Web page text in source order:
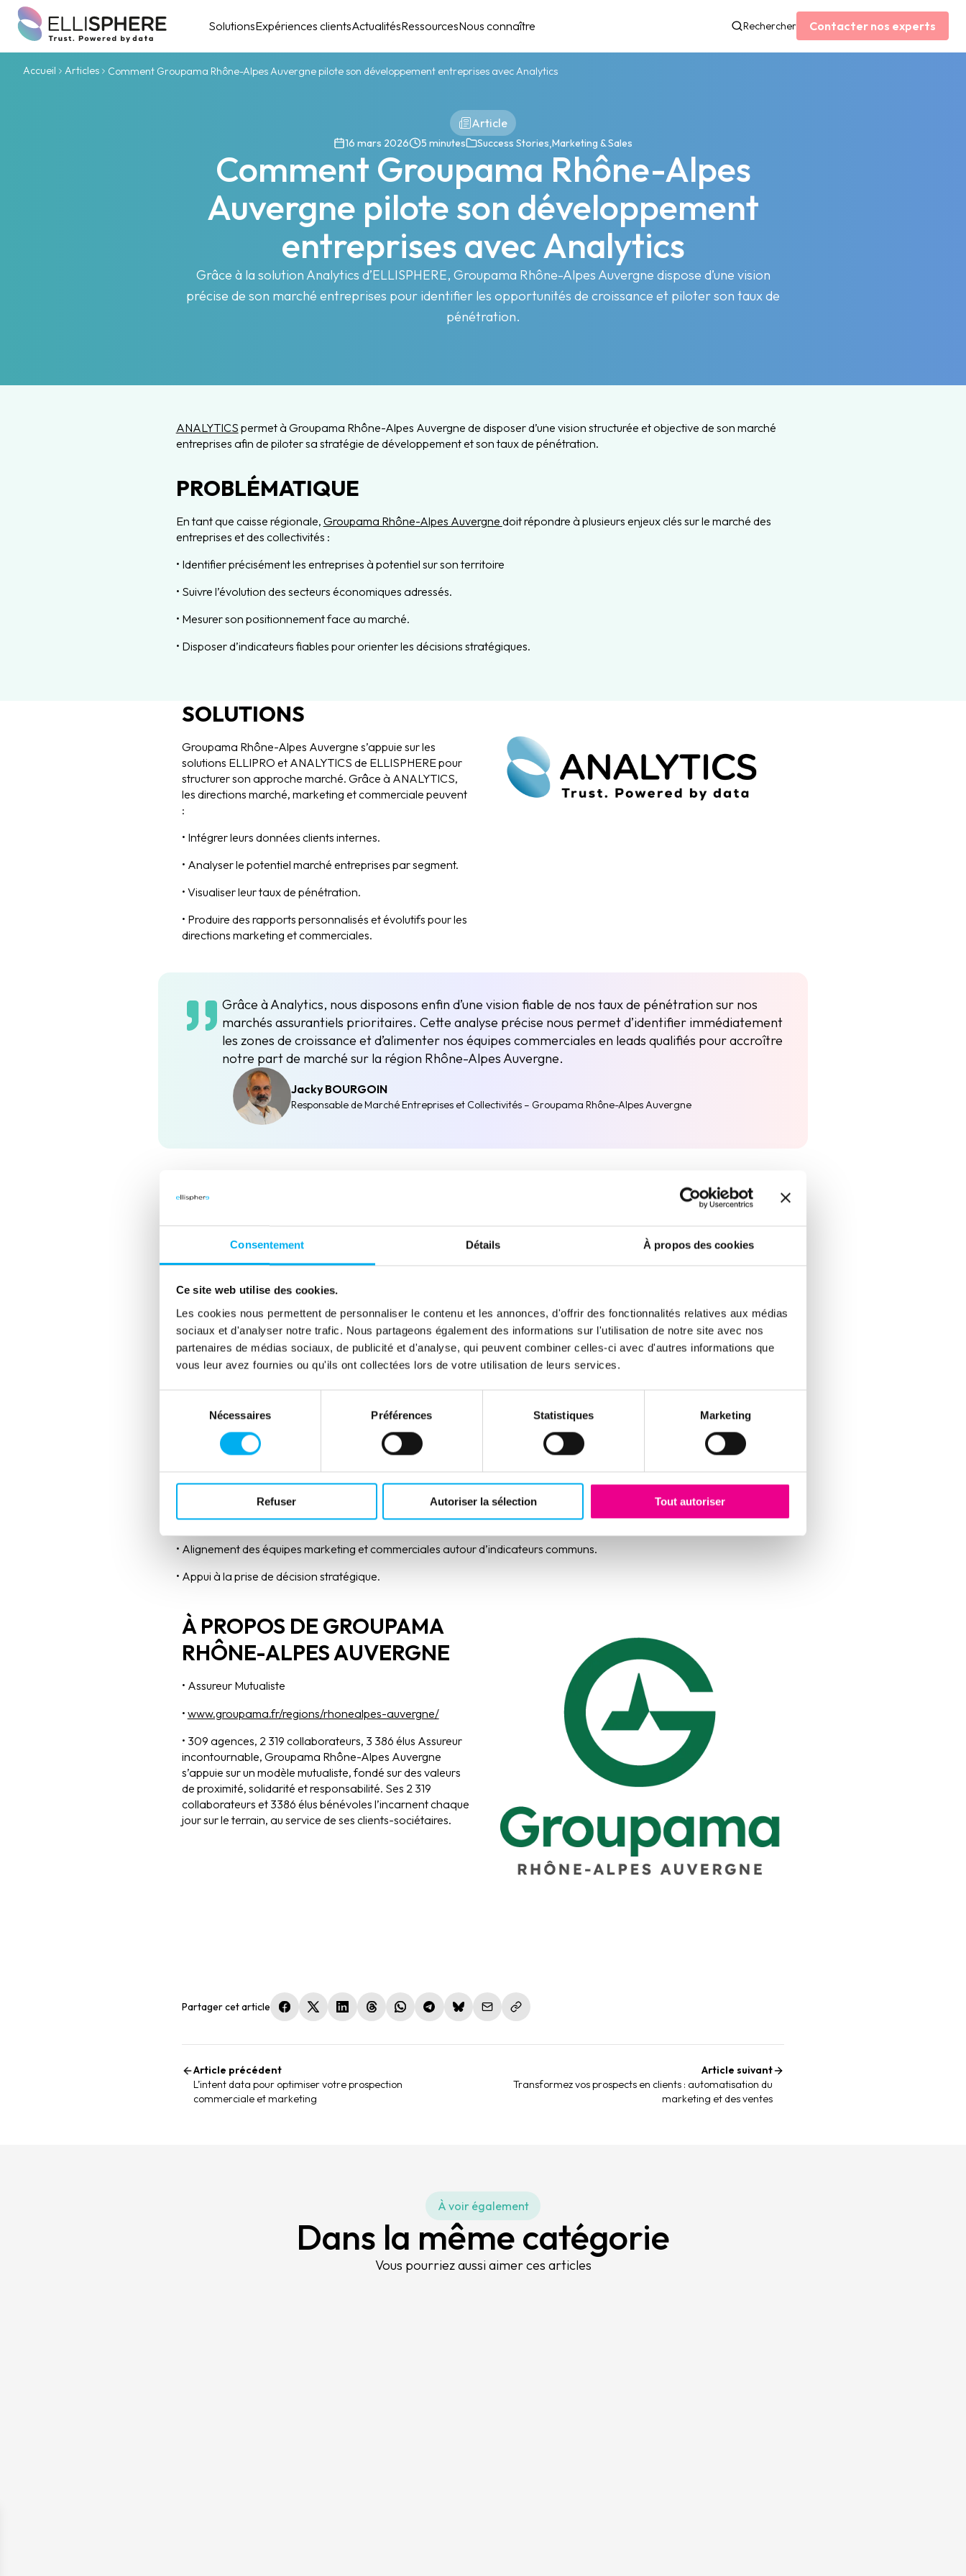
Consentement Détails À propos des cookies
Ce site web utilise des cookies.
Les cookies nous permettent de personnaliser le contenu et les annonces, d'offrir des fonctionnalités relatives aux médias
sociaux et d'analyser notre trafic. Nous partageons également des informations sur l'utilisation de notre site avec nos
partenaires de médias sociaux, de publicité et d'analyse, qui peuvent combiner celles-ci avec d'autres informations que
vous leur avez fournies ou qu'ils ont collectées lors de votre utilisation de leurs services.
consentement
Nécessaires Préférences Statistiques Marketing
Refuser Autoriser la sélection Tout autoriser
SolutionsExpériences clientsActualitésRessourcesNous connaître Rechercher Contacter nos experts
Accueil Articles Comment Groupama Rhône-Alpes Auvergne pilote son développement entreprises avec Analytics
Article
16 mars 2026 5 minutes Success Stories,Marketing & Sales
Comment Groupama Rhône-Alpes
Auvergne pilote son développement
entreprises avec Analytics
Grâce à la solution Analytics d’ELLISPHERE, Groupama Rhône-Alpes Auvergne dispose d’une vision
précise de son marché entreprises pour identifier les opportunités de croissance et piloter son taux de
pénétration.
ANALYTICS permet à Groupama Rhône-Alpes Auvergne de disposer d’une vision structurée et objective de son marché
entreprises afin de piloter sa stratégie de développement et son taux de pénétration.
PROBLÉMATIQUE
En tant que caisse régionale, Groupama Rhône-Alpes Auvergne doit répondre à plusieurs enjeux clés sur le marché des
entreprises et des collectivités :
• Identifier précisément les entreprises à potentiel sur son territoire
• Suivre l’évolution des secteurs économiques adressés.
• Mesurer son positionnement face au marché.
• Disposer d’indicateurs fiables pour orienter les décisions stratégiques.
SOLUTIONS
Groupama Rhône-Alpes Auvergne s’appuie sur les
solutions ELLIPRO et ANALYTICS de ELLISPHERE pour
structurer son approche marché. Grâce à ANALYTICS,
les directions marché, marketing et commerciale peuvent
:
• Intégrer leurs données clients internes.
• Analyser le potentiel marché entreprises par segment.
• Visualiser leur taux de pénétration.
• Produire des rapports personnalisés et évolutifs pour les
directions marketing et commerciales.
Grâce à Analytics, nous disposons enfin d’une vision fiable de nos taux de pénétration sur nos
marchés assurantiels prioritaires. Cette analyse précise nous permet d’identifier immédiatement
les zones de croissance et d’alimenter nos équipes commerciales en leads qualifiés pour accroître
notre part de marché sur la région Rhône-Alpes Auvergne.
Jacky BOURGOIN
Responsable de Marché Entreprises et Collectivités – Groupama Rhône-Alpes Auvergne
POURQUOI ELLISPHERE ?
• Expertise reconnue en information d’entreprises, utilisée depuis plus de 10
• Interface ergonomique et accessible.
• Données mises à jour en temps réel, essentielles pour le pilotage stratégique.
• Capacité à produire des analyses sur mesure, adaptées aux enjeux d’une
caisse régionale d’assurance.
BÉNÉFICES
• Identification des potentiels de développement par segment et territoire.
• Pilotage précis du taux de pénétration.
• Alignement des équipes marketing et commerciales autour d’indicateurs communs.
• Appui à la prise de décision stratégique.
À PROPOS DE GROUPAMA
RHÔNE-ALPES AUVERGNE
• Assureur Mutualiste
• www.groupama.fr/regions/rhonealpes-auvergne/
• 309 agences, 2 319 collaborateurs, 3 386 élus Assureur
incontournable, Groupama Rhône-Alpes Auvergne
s’appuie sur un modèle mutualiste, fondé sur des valeurs
de proximité, solidarité et responsabilité. Ses 2 319
collaborateurs et 3386 élus bénévoles l’incarnent chaque
jour sur le terrain, au service de ses clients-sociétaires.
Partager cet article (nouvelle fenêtre)
(nouvelle fenêtre)
(nouvelle fenêtre)
(nouvelle fenêtre)
(nouvelle fenêtre)
(nouvelle fenêtre)
(nouvelle fenêtre)
Article précédent
L’intent data pour optimiser votre prospection
commerciale et marketing
Article suivant
Transformez vos prospects en clients : automatisation du
marketing et des ventes
À voir également
Dans la même catégorie
Vous pourriez aussi aimer ces articles